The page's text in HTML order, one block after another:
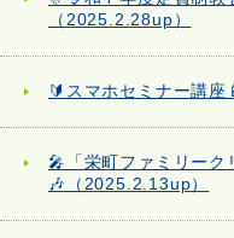
（2025.2.28up）
🔰スマホセミナー講
🎤「栄町ファミリーク
🎶（2025.2.13up）